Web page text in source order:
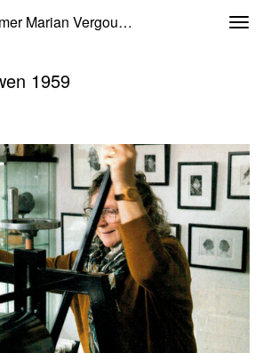
Atelier De Tekenkamer Marian Vergouwen - Marian Vergouwen 1959
1959